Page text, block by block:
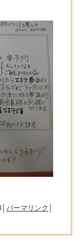
パーマリンク